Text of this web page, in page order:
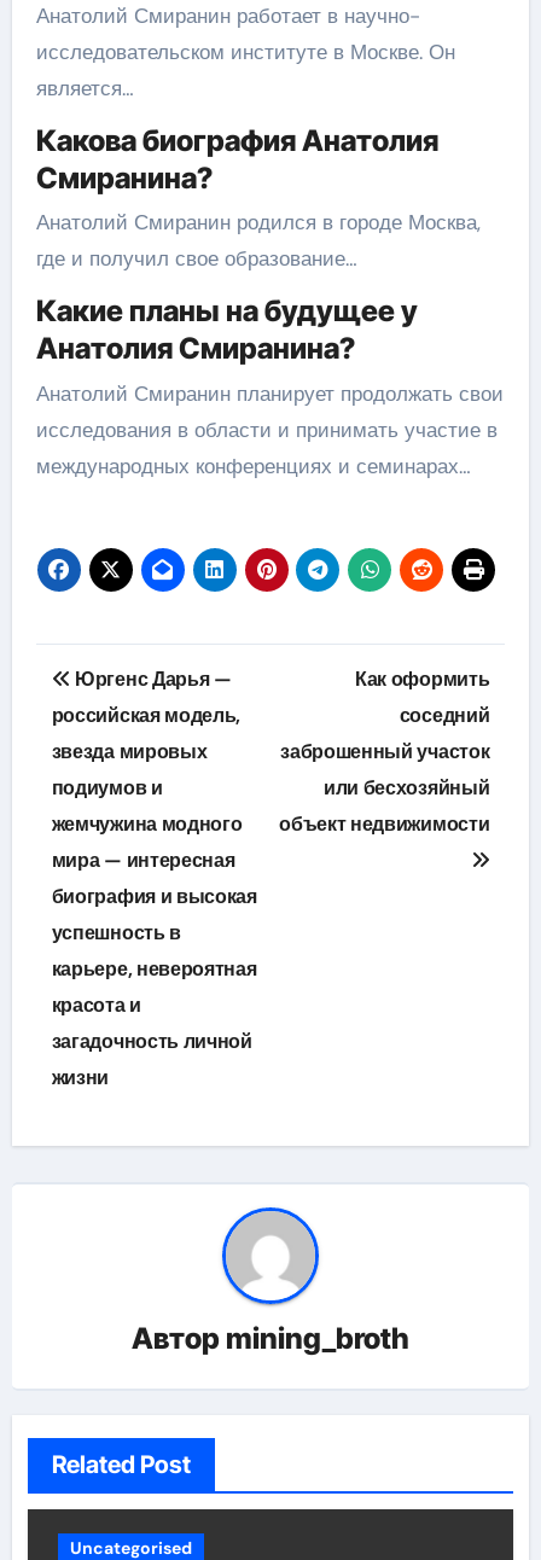
Анатолий Смиранин работает в научно-
исследовательском институте в Москве. Он
является…
Какова биография Анатолия
Смиранина?
Анатолий Смиранин родился в городе Москва,
где и получил свое образование…
Какие планы на будущее у
Анатолия Смиранина?
Анатолий Смиранин планирует продолжать свои
исследования в области и принимать участие в
международных конференциях и семинарах…
Навигация
по
записям
Юргенс Дарья —
российская модель,
звезда мировых
подиумов и
жемчужина модного
мира — интересная
биография и высокая
успешность в
карьере, невероятная
красота и
загадочность личной
жизни
Как оформить
соседний
заброшенный участок
или бесхозяйный
объект недвижимости
Автор mining_broth
Related Post
Uncategorised